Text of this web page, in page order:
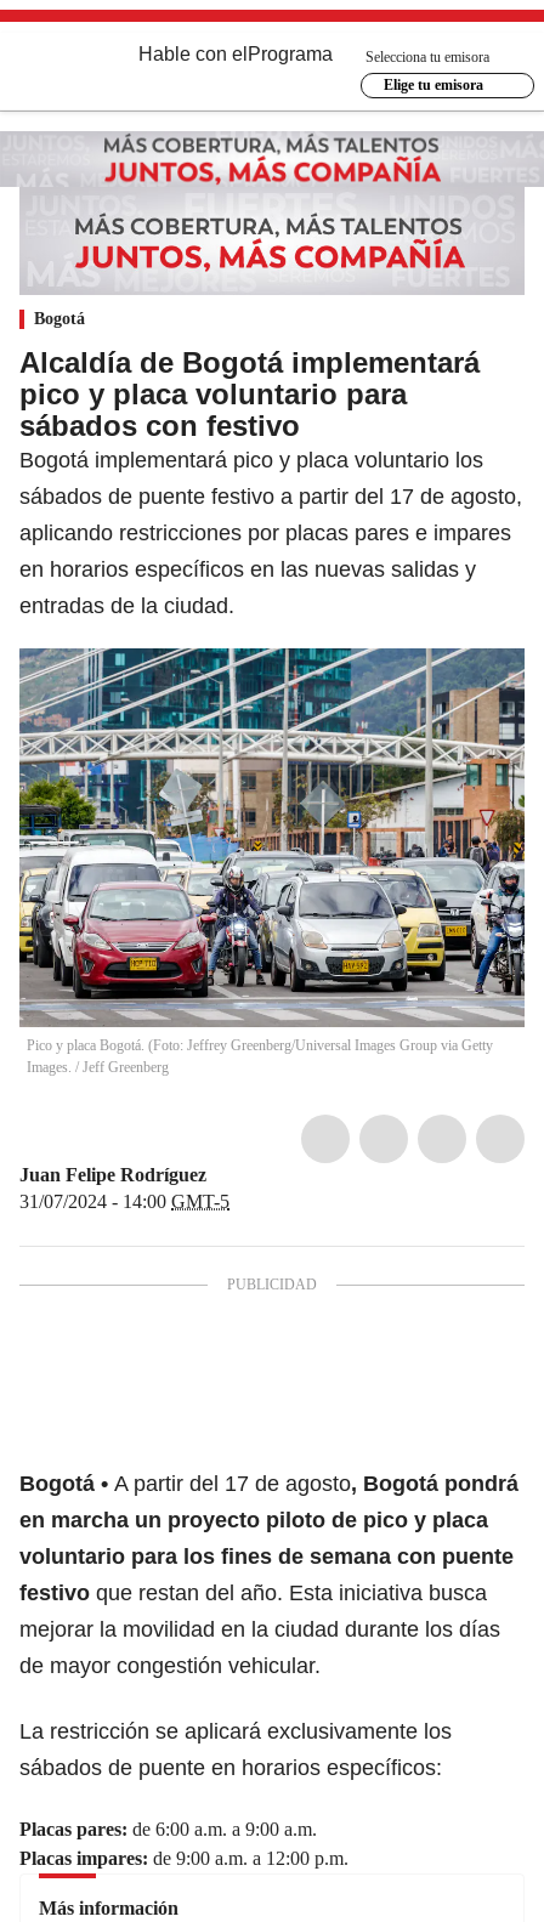
Hable con el Programa
Selecciona tu emisora
Elige tu emisora
Bogotá
Alcaldía de Bogotá implementará
pico y placa voluntario para
sábados con festivo
Bogotá implementará pico y placa voluntario los
sábados de puente festivo a partir del 17 de agosto,
aplicando restricciones por placas pares e impares
en horarios específicos en las nuevas salidas y
entradas de la ciudad.
Pico y placa Bogotá. (Foto: Jeffrey Greenberg/Universal Images Group via Getty
Images. / Jeff Greenberg
Juan Felipe Rodríguez
31/07/2024 - 14:00 GMT-5
Bogotá A partir del 17 de agosto, Bogotá pondrá
en marcha un proyecto piloto de pico y placa
voluntario para los fines de semana con puente
festivo que restan del año. Esta iniciativa busca
mejorar la movilidad en la ciudad durante los días
de mayor congestión vehicular.
La restricción se aplicará exclusivamente los
sábados de puente en horarios específicos:
Placas pares: de 6:00 a.m. a 9:00 a.m.
Placas impares: de 9:00 a.m. a 12:00 p.m.
Más información